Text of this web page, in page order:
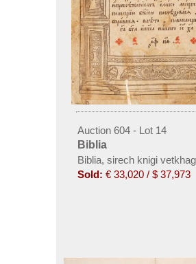
Auction 604 - Lot 14
Biblia
Biblia, sirech knigi
Sold: € 33,020 / $ 37,973